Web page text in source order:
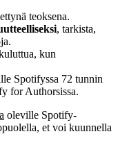
teoksena.
, tarkista,
kun
Spotifyssa 72 tunnin
for Authorsissa.
oleville Spotify-
et voi kuunnella